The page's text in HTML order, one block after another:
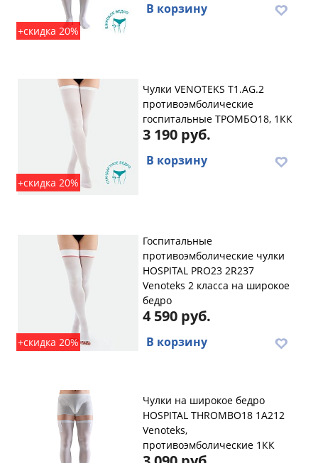
+скидка 20%
В корзину
+скидка 20%
Чулки VENOTEKS T1.AG.2
противоэмболические
госпитальные ТРОМБО18, 1КК
3 190 руб.
В корзину
+скидка 20%
Госпитальные
противоэмболические чулки
HOSPITAL PRO23 2R237
Venoteks 2 класса на широкое
бедро
4 590 руб.
В корзину
Чулки на широкое бедро
HOSPITAL THROMBO18 1A212
Venoteks,
противоэмболические 1КК